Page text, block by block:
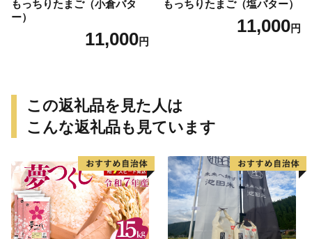
もっちりたまご（小倉バタ
ー）
11,000円
もっちりたまご（塩バター）
11,000円
この返礼品を見た人は
こんな返礼品も見ています